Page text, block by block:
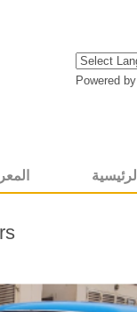
Powered by
الرئيسية